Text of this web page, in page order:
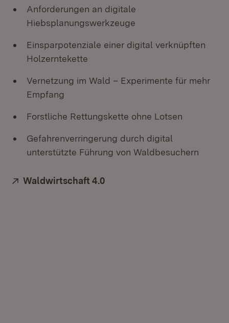
Anforderungen an digitale
Hiebsplanungswerkzeuge
Einsparpotenziale einer digital verknüpften
Holzerntekette
Vernetzung im Wald – Experimente für mehr
Empfang
Forstliche Rettungskette ohne Lotsen
Gefahrenverringerung durch digital
unterstützte Führung von Waldbesuchern
Extern:
Waldwirtschaft 4.0